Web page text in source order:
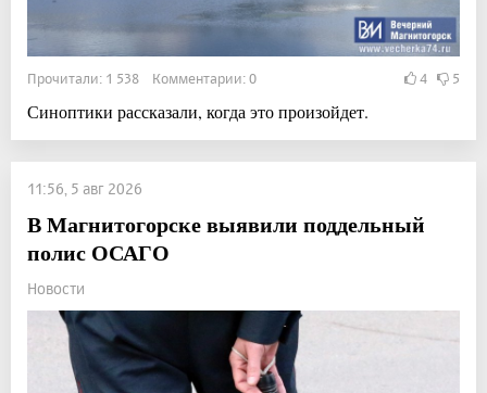
Прочитали: 1 538 Комментарии: 0 4 5
Синоптики рассказали, когда это произойдет.
11:56, 5 авг 2026
В Магнитогорске выявили поддельный
полис ОСАГО
Новости